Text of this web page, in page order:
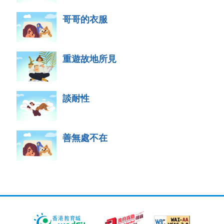
哥哥的衣服
重遊故地所見
談耐性
善無處不在